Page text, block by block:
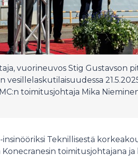
vuorineuvos Stig Gustavson
toimitusjohtaja Mika
Teknillisestä
toimitusjohtajana